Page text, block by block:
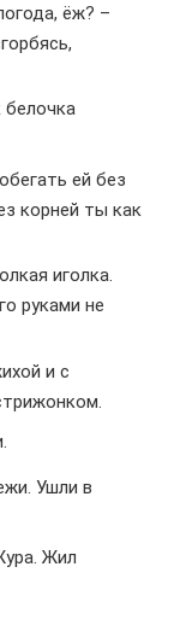
ёж? –
ей без
корней ты как
иголка.
руками не
и с
Ушли в
Жил